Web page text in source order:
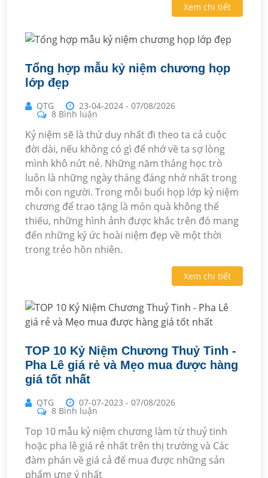
Xem chi tiết
Tổng hợp mẫu kỷ niệm chương họp
lớp đẹp
QTG 23-04-2024 - 07/08/2026
8 Bình luận
Kỷ niệm sẽ là thứ duy nhất đi theo ta cả cuộc
đời dài, nếu không có gì để nhớ về ta sợ lòng
mình khô nứt nẻ. Những năm tháng học trò
luôn là những ngày tháng đáng nhớ nhất trong
mỗi con người. Trong mỗi buổi họp lớp kỷ niệm
chương để trao tặng là món quà không thể
thiếu, những hình ảnh được khắc trên đó mang
đến những ký ức hoài niệm đẹp về một thời
trong trẻo hồn nhiên.
Xem chi tiết
TOP 10 Kỷ Niệm Chương Thuỷ Tinh -
Pha Lê giá rẻ và Mẹo mua được hàng
giá tốt nhất
QTG 07-07-2023 - 07/08/2026
8 Bình luận
Top 10 mẫu kỷ niệm chương làm từ thuỷ tinh
hoặc pha lê giá rẻ nhất trên thị trường và Các
đàm phán về giá cả để mua được những sản
phẩm ưng ý nhất